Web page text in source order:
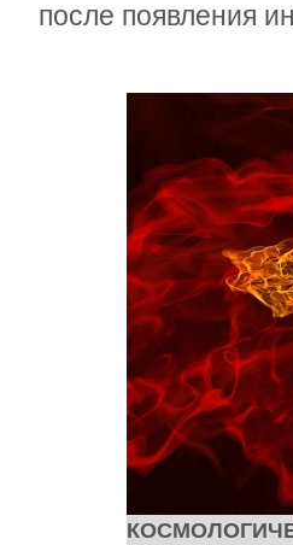
после появления